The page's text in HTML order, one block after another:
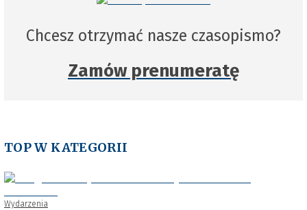
Chcesz otrzymać nasze czasopismo?
Zamów prenumeratę
TOP W KATEGORII
Wydarzenia